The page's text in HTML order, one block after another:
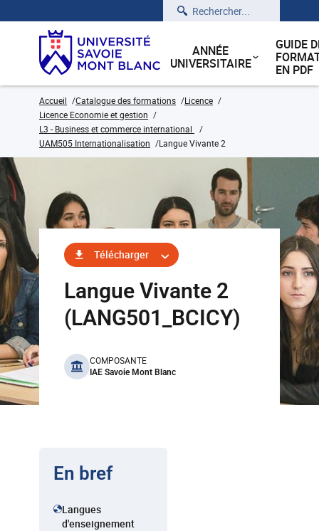
Rechercher
ANNÉE
UNIVERSITAIRE
GUIDE
EN PDF
Accueil Catalogue des formations
Licence
Licence Economie et gestion
L3 - Business et commerce international
UAM505 Internationalisation
Langue Vivante 2
Télécharger
Langue Vivante 2
(LANG501_BCICY)
benefits
COMPOSANTE
IAE Savoie Mont Blanc
En bref
Langues
d'enseignement